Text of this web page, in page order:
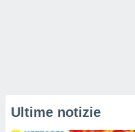
Ultime notizie